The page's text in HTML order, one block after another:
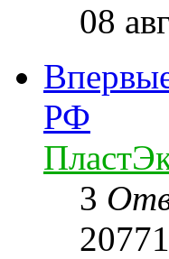
08
РФ
3
20771